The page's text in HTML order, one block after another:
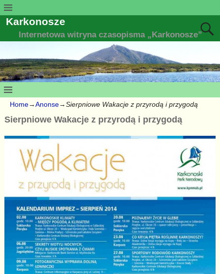
Karkonosze
Internetowa witryna czasopisma „Karkonosze”
Home→Anonse→Sierpniowe Wakacje z przyrodą i przygodą
Sierpniowe Wakacje z przyrodą i przygodą